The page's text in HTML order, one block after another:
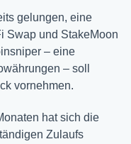
gelungen, eine
Swap und StakeMoon
– eine
– soll
vornehmen.
hat sich die
Zulaufs